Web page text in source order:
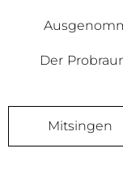
Der
Mitsingen